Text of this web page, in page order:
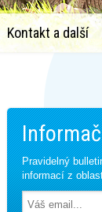
Kontakt a další
Pravidelný
informací z